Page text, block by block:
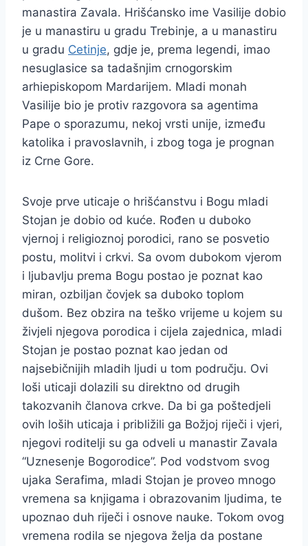
manastira Zavala. Hrišćansko ime Vasilije dobio
je u manastiru u gradu Trebinje, a u manastiru
u gradu Cetinje, gdje je, prema legendi, imao
nesuglasice sa tadašnjim crnogorskim
arhiepiskopom Mardarijem. Mladi monah
Vasilije bio je protiv razgovora sa agentima
Pape o sporazumu, nekoj vrsti unije, između
katolika i pravoslavnih, i zbog toga je prognan
iz Crne Gore.
Svoje prve uticaje o hrišćanstvu i Bogu mladi
Stojan je dobio od kuće. Rođen u duboko
vjernoj i religioznoj porodici, rano se posvetio
postu, molitvi i crkvi. Sa ovom dubokom vjerom
i ljubavlju prema Bogu postao je poznat kao
miran, ozbiljan čovjek sa duboko toplom
dušom. Bez obzira na teško vrijeme u kojem su
živjeli njegova porodica i cijela zajednica, mladi
Stojan je postao poznat kao jedan od
najsebičnijih mladih ljudi u tom području. Ovi
loši uticaji dolazili su direktno od drugih
takozvanih članova crkve. Da bi ga poštedjeli
ovih loših uticaja i približili ga Božjoj riječi i vjeri,
njegovi roditelji su ga odveli u manastir Zavala
“Uznesenje Bogorodice”. Pod vodstvom svog
ujaka Serafima, mladi Stojan je proveo mnogo
vremena sa knjigama i obrazovanim ljudima, te
upoznao duh riječi i osnove nauke. Tokom ovog
vremena rodila se njegova želja da postane